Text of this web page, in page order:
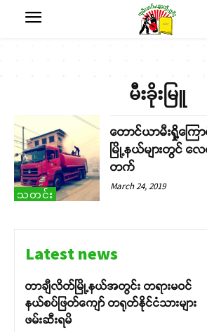
မီးခိုးမြူ
သတင်း
တောင်ယာမီးရှို့ကြေ
မြို့နယ်များတွင် လ
တက်
March 24, 2019
Latest news
တာချီလိတ်မြို့နယ်အတွင်း တရားမဝင်
နယ်စပ်ဖြတ်ကျော် တရုတ်နိုင်ငံသားများ
ဖမ်းဆီးရမိ